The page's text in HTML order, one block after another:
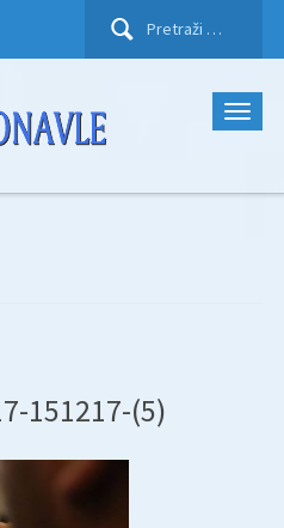
Pretraži:
151217-(5)